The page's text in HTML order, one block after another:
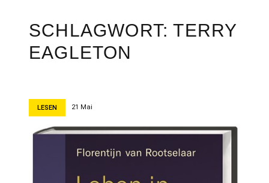
SCHLAGWORT:TERRY
EAGLETON
LESEN 21 Mai